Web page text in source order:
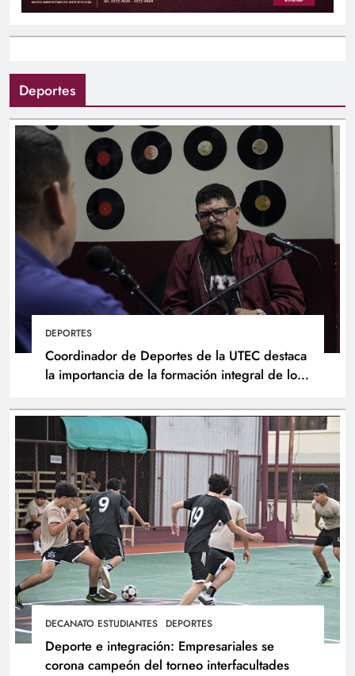
Deportes
DEPORTES
Coordinador de Deportes de la UTEC destaca
la importancia de la formación integral de los
DECANATO ESTUDIANTES DEPORTES
Deporte e integración: Empresariales se
corona campeón del torneo interfacultades